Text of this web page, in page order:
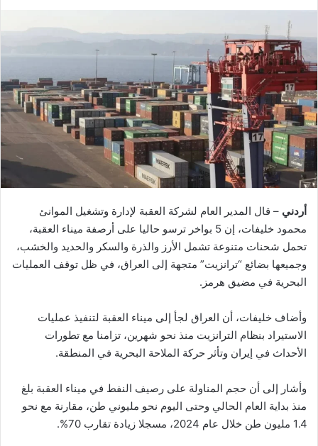
أردني – قال المدير العام لشركة العقبة لإدارة وتشغيل الموانئ
محمود خليفات، إن 5 بواخر ترسو حاليا على أرصفة ميناء العقبة،
تحمل شحنات متنوعة تشمل الأرز والذرة والسكر والحديد والخشب،
وجميعها بضائع “ترانزيت” متجهة إلى العراق، في ظل توقف العمليات
البحرية في مضيق هرمز.
وأضاف خليفات، أن العراق لجأ إلى ميناء العقبة لتنفيذ عمليات
الاستيراد بنظام الترانزيت منذ نحو شهرين، تزامنا مع تطورات
الأحداث في إيران وتأثر حركة الملاحة البحرية في المنطقة.
وأشار إلى أن حجم المناولة على رصيف النفط في ميناء العقبة بلغ
منذ بداية العام الحالي وحتى اليوم نحو مليوني طن، مقارنة مع نحو
1.4 مليون طن خلال عام 2024، مسجلا زيادة تقارب 70%.